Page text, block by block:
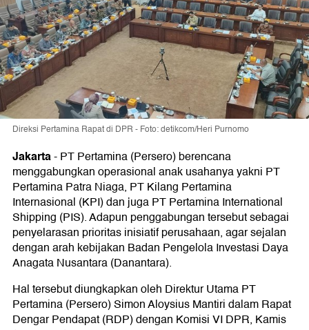
Direksi Pertamina Rapat di DPR - Foto: detikcom/Heri Purnomo
Jakarta-PT Pertamina (Persero) berencana
menggabungkan operasional anak usahanya yakni PT
Pertamina Patra Niaga, PT Kilang Pertamina
Internasional (KPI) dan juga PT Pertamina International
Shipping (PIS). Adapun penggabungan tersebut sebagai
penyelarasan prioritas inisiatif perusahaan, agar sejalan
dengan arah kebijakan Badan Pengelola Investasi Daya
Anagata Nusantara (Danantara).
Hal tersebut diungkapkan oleh Direktur Utama PT
Pertamina (Persero) Simon Aloysius Mantiri dalam Rapat
Dengar Pendapat (RDP) dengan Komisi VI DPR, Kamis